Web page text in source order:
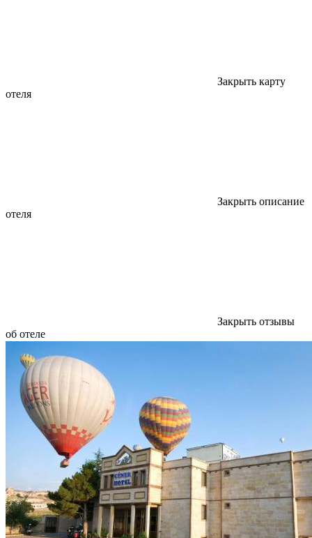
Закрыть карту
отеля
Закрыть описание
отеля
Закрыть отзывы
об отеле